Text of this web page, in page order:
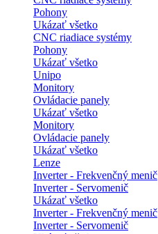
Pohony
Ukázať všetko
CNC riadiace systémy
Pohony
Ukázať všetko
Unipo
Monitory
Ovládacie panely
Ukázať všetko
Monitory
Ovládacie panely
Ukázať všetko
Lenze
Inverter - Frekvenčný menič
Inverter - Servomenič
Ukázať všetko
Inverter - Frekvenčný menič
Inverter - Servomenič